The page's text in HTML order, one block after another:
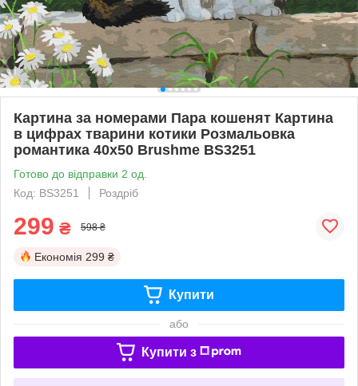
Картина за номерами Пара кошенят Картина
в цифрах тварини котики Розмальовка
романтика 40х50 Brushme BS3251
Готово до відправки 2 од.
Код: BS3251
Роздріб
299 ₴ 598 ₴
Економія 299 ₴
Купити
або
Купити з